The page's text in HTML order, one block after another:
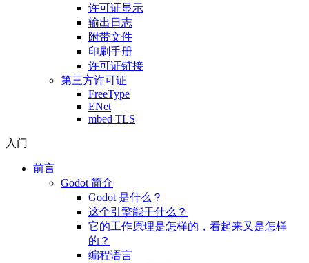
许可证显示
输出日志
附带文件
印刷手册
许可证链接
第三方许可证
FreeType
ENet
mbed TLS
入门
前言
Godot 简介
Godot 是什么？
这个引擎能干什么？
它的工作原理是怎样的，看起来又是怎样
的？
编程语言